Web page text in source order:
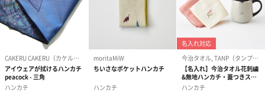
メッセージカード（通常・写真・グリーティング）
誕生日や結婚祝い・出産祝いなど、様々なシーンのメッセージカ
ードを同梱します。
メッセージカードや封筒のデザインは一部変更する場合がありま
す。